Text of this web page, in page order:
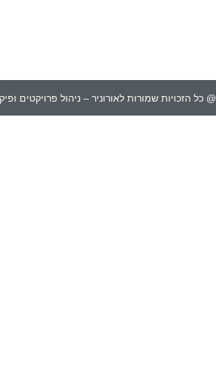
@ כל הזכויות שמורות לאורוניר – ניהול פרויקטים